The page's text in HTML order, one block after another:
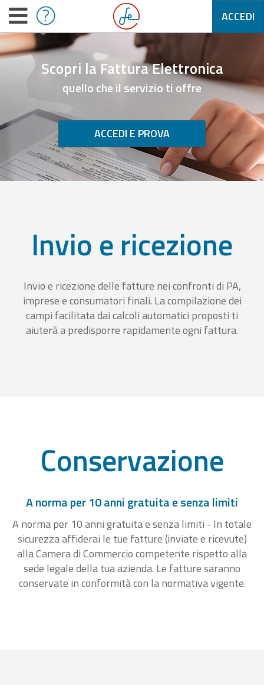
ACCEDI
Scopri la Fattura Elettronica
quello che il servizio ti offre
ACCEDI E PROVA
Invio e ricezione
Invio e ricezione delle fatture nei confronti di PA,
imprese e consumatori finali. La compilazione dei
campi facilitata dai calcoli automatici proposti ti
aiuterà a predisporre rapidamente ogni fattura.
Conservazione
A norma per 10 anni gratuita e senza limiti
A norma per 10 anni gratuita e senza limiti - In totale
sicurezza affiderai le tue fatture (inviate e ricevute)
alla Camera di Commercio competente rispetto alla
sede legale della tua azienda. Le fatture saranno
conservate in conformità con la normativa vigente.